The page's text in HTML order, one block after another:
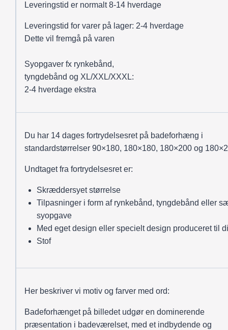
Leveringstid er normalt 8-14 hverdage
Leveringstid for varer på lager: 2-4 hverdage
Dette vil fremgå på varen
Syopgaver fx rynkebånd,
tyngdebånd og XL/XXL/XXXL:
2-4 hverdage ekstra
Du har 14 dages fortrydelsesret på badeforhæng i
standardstørrelser 90×180, 180×180, 180×200 og
Undtaget fra fortrydelsesret er:
Skræddersyet størrelse
Tilpasninger i form af rynkebånd, tyngdebånd eller
syopgave
Med eget design eller specielt design produceret til
Stof
Her beskriver vi motiv og farver med ord:
Badeforhænget på billedet udgør en dominerende
præsentation i badeværelset, med et indbydende og